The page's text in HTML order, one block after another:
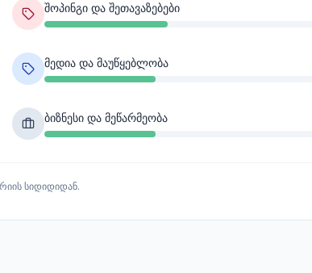
შოპინგი და შეთავაზებები
მედია და მაუწყებლობა
ბიზნესი და მეწარმეობა
სიდიდიდან.